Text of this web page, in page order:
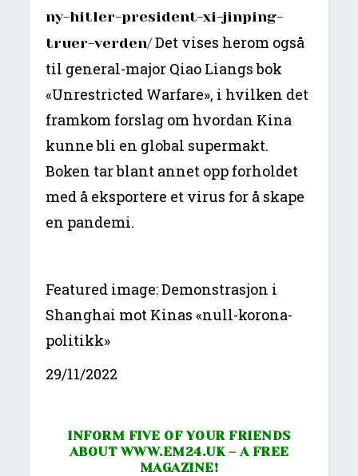
ny-hitler-president-xi-jinping-
truer-verden/Det vises herom også
til general-major Qiao Liangs bok
«Unrestricted Warfare», i hvilken det
framkom forslag om hvordan Kina
kunne bli en global supermakt.
Boken tar blant annet opp forholdet
med å eksportere et virus for å skape
en pandemi.
Featured image: Demonstrasjon i
Shanghai mot Kinas «null-korona-
politikk»
29/11/2022
INFORM FIVE OF YOUR FRIENDS
ABOUTWWW.EM24.UK – A FREE
MAGAZINE!